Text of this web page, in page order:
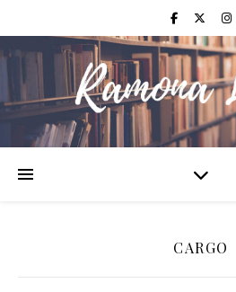
CARGO